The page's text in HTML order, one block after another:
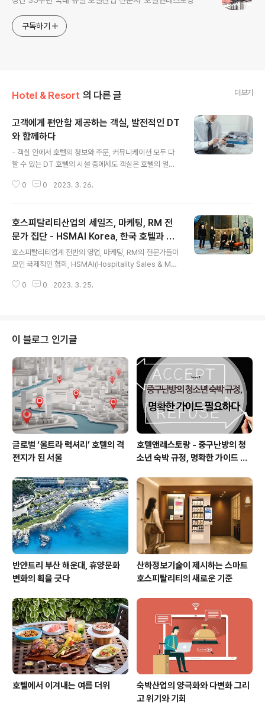
구독하기
Hotel & Resort 의 다른 글 더보기
고객에게 편안함 제공하는 객실, 발전적인 DT
와 함께하다
- 객실 안에서 호텔의 정보와 주문, 커뮤니케이션 모두 다
할 수 있는 DT 호텔의 시설 중에서도 객실은 호텔의 얼굴
문에 고객은 내 집에 온 듯한 편안함을 즐길 수 있어야 하
원만한 인적서비스도 중요하지만 디지털 기반의 시스템 및
의사결정 기반을 갖추는 것도 필요하다. 이제는 수동이 아
니라 웹이나 애플리케이션으로 객실의 시스템을 제어할 수
있고, 정확한 데이터를 통해 고객의 취향을 분석, 추후 고객
이 만족하는 경험으로까지 확대 시키는 것이 가능한 세상
이기 때문이다. 이러한 측면에서 이번 지면에서는 빠르게
0 0 2023. 3. 26.
호스피탈리티산업의 세일즈, 마케팅, RM 전
문가 집단 - HSMAI Korea, 한국 호텔과 호
텔리어들의 성장 도모하다
호스피탈리티업계 전반의 영업, 마케팅, RM의 전문가들이
모인 국제적인 협회, HSMAI(Hospitality Sales & Mar
립했다. HSMAI는 비영리단체로서 호텔과 관련 파트너의
영업, 마케팅, RM 전문 국제 협회로서 인적 인프라를 연결
하고 지식을 공유하고자 네트워킹 플랫폼, HSMAI. 한국
챕터를 설립해 엔데믹 이후 새로운 국면에 접어든 한국 호
텔산업의 지속가능한 성장을 도모한다는 계획이다. 한국
호텔산업의 새로운 이정표, HSMAI 1927년에..
0 0 2023. 3. 25.
이 블로그 인기글
글로벌 ‘울트라 럭셔리’ 호텔의 격
전지가 된 서울
호텔앤레스토랑 - 중구난방의 청
소년 숙박 규정, 명확한 가이드 필
반얀트리 부산 해운대, 휴양문화
변화의 획을 긋다
산하정보기술이 제시하는 스마트
호스피탈리티의 새로운 기준
호텔에서 이겨내는 여름 더위
숙박산업의 양극화와 다변화 그리
고 위기와 기회